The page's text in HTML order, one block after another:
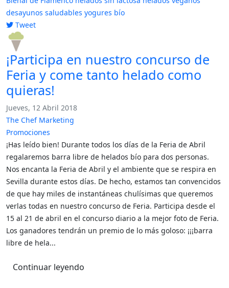
desayunos saludables yogures bío
Tweet
pinterest
¡Participa en nuestro concurso de
Feria y come tanto helado como
quieras!
Jueves, 12 Abril 2018
The Chef Marketing
Promociones
¡Has leído bien! Durante todos los días de la Feria de Abril
regalaremos barra libre de helados bío para dos personas.
Nos encanta la Feria de Abril y el ambiente que se respira en
Sevilla durante estos días. De hecho, estamos tan convencidos
de que hay miles de instantáneas chulísimas que queremos
verlas todas en nuestro concurso de Feria. Participa desde el
15 al 21 de abril en el concurso diario a la mejor foto de Feria.
Los ganadores tendrán un premio de lo más goloso: ¡¡¡barra
libre de hela...
Continuar leyendo